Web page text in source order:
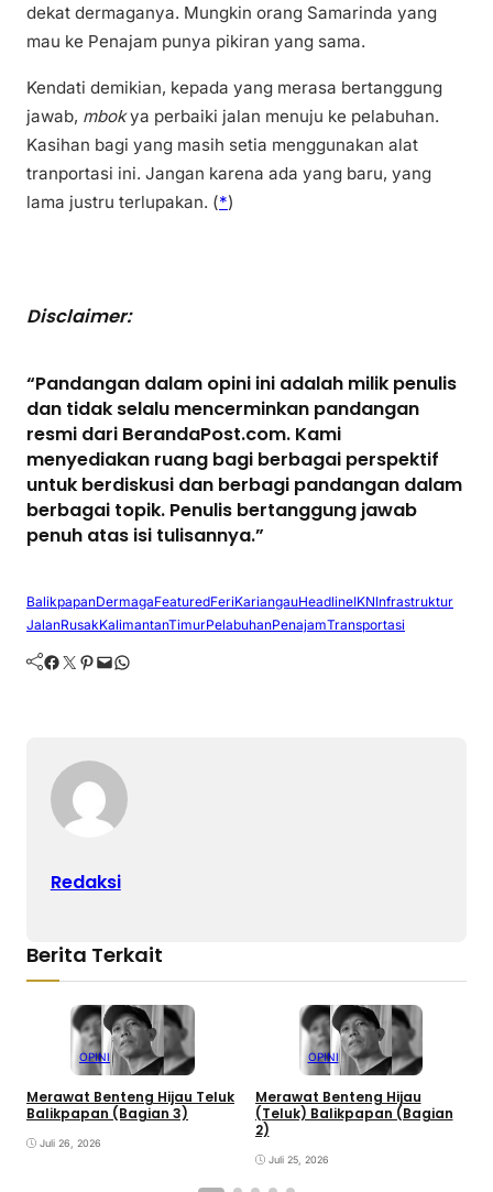
dekat dermaganya. Mungkin orang Samarinda yang
mau ke Penajam punya pikiran yang sama.
Kendati demikian, kepada yang merasa bertanggung
jawab, mbokya perbaiki jalan menuju ke pelabuhan.
Kasihan bagi yang masih setia menggunakan alat
tranportasi ini. Jangan karena ada yang baru, yang
lama justru terlupakan. (*)
Disclaimer:
“Pandangan dalam opini ini adalah milik penulis
dan tidak selalu mencerminkan pandangan
resmi dari BerandaPost.com. Kami
menyediakan ruang bagi berbagai perspektif
untuk berdiskusi dan berbagi pandangan dalam
berbagai topik. Penulis bertanggung jawab
penuh atas isi tulisannya.”
BalikpapanDermagaFeaturedFeriKariangauHeadlineIKNInfrastruktur
JalanRusakKalimantanTimurPelabuhanPenajamTransportasi
Facebook Twitter Pinterest Mail WhatsApp
Redaksi
Berita Terkait
OPINI
Merawat Benteng Hijau Teluk
Balikpapan (Bagian 3)
Juli 26, 2026
OPINI
Merawat Benteng Hijau
(Teluk) Balikpapan (Bagian
2)
Juli 25, 2026